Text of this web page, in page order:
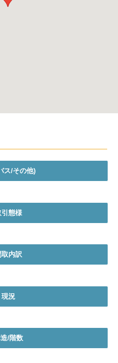
ス/その他)
引態様
取内訳
現況
/階数